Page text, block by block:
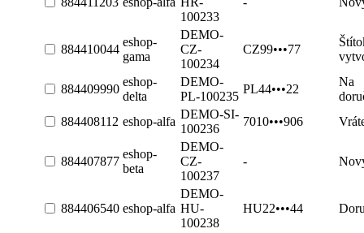
100233
884410044
eshop-
gama
DEMO-
CZ-
100234
CZ99•••77
884409990
eshop-
delta
DEMO-
PL-100235
PL44•••22
Na
884408112 eshop-alfa
DEMO-SI-
100236
7010•••906
884407877
eshop-
beta
DEMO-
CZ-
100237
-
884406540 eshop-alfa
DEMO-
HU-
100238
HU22•••44